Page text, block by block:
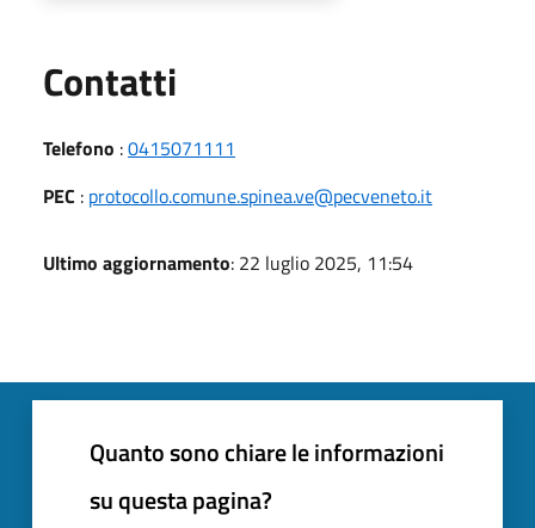
Contatti
Telefono :0415071111
PEC : protocollo.comune.spinea.ve@pecveneto.it
Ultimo aggiornamento: 22 luglio 2025, 11:54
Quanto sono chiare le informazioni
su questa pagina?